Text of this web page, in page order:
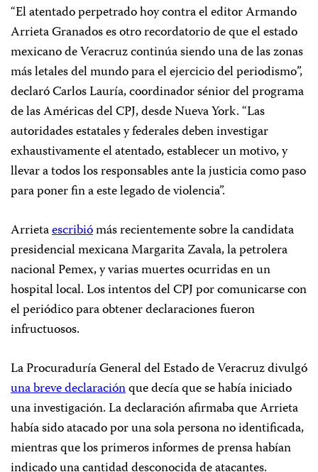
“El atentado perpetrado hoy contra el editor Armando
Arrieta Granados es otro recordatorio de que el estado
mexicano de Veracruz continúa siendo una de las zonas
más letales del mundo para el ejercicio del periodismo”,
declaró Carlos Lauría, coordinador sénior del programa
de las Américas del CPJ, desde Nueva York. “Las
autoridades estatales y federales deben investigar
exhaustivamente el atentado, establecer un motivo, y
llevar a todos los responsables ante la justicia como paso
para poner fin a este legado de violencia”.
Arrietaescribiómás recientemente sobre la candidata
presidencial mexicana Margarita Zavala, la petrolera
nacional Pemex, y varias muertes ocurridas en un
hospital local. Los intentos del CPJ por comunicarse con
el periódico para obtener declaraciones fueron
infructuosos.
La Procuraduría General del Estado de Veracruz divulgó
una breve declaraciónque decía que se había iniciado
una investigación. La declaración afirmaba que Arrieta
había sido atacado por una sola persona no identificada,
mientras que los primeros informes de prensa habían